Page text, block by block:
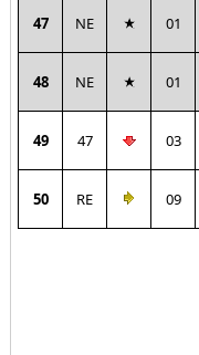
47 NE 01
48 NE 01
49 47 03
50 RE 09